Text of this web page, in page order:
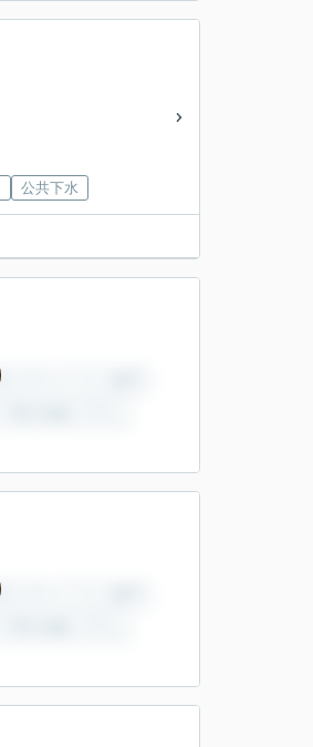
公共下水